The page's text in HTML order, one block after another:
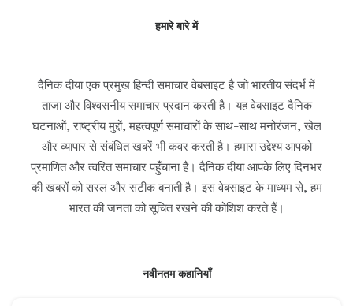
हमारे बारे में
दैनिक दीया एक प्रमुख हिन्दी समाचार वेबसाइट है जो भारतीय संदर्भ में
ताजा और विश्वसनीय समाचार प्रदान करती है। यह वेबसाइट दैनिक
घटनाओं, राष्ट्रीय मुद्दों, महत्वपूर्ण समाचारों के साथ-साथ मनोरंजन, खेल
और व्यापार से संबंधित खबरें भी कवर करती है। हमारा उद्देश्य आपको
प्रमाणित और त्वरित समाचार पहुँचाना है। दैनिक दीया आपके लिए दिनभर
की खबरों को सरल और सटीक बनाती है। इस वेबसाइट के माध्यम से, हम
भारत की जनता को सूचित रखने की कोशिश करते हैं।
नवीनतम कहानियाँ